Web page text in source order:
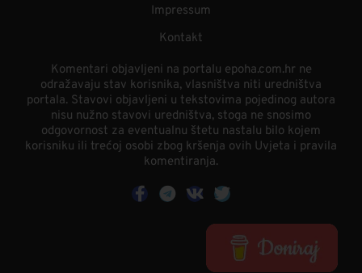
Impressum
Kontakt
Komentari objavljeni na portalu epoha.com.hr ne
odražavaju stav korisnika, vlasništva niti uredništva
portala. Stavovi objavljeni u tekstovima pojedinog autora
nisu nužno stavovi uredništva, stoga ne snosimo
odgovornost za eventualnu štetu nastalu bilo kojem
korisniku ili trećoj osobi zbog kršenja ovih Uvjeta i pravila
komentiranja.